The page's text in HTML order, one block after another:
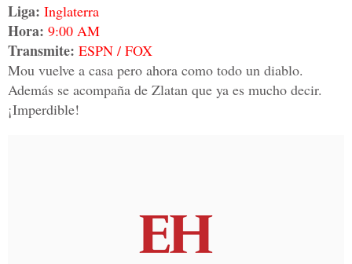
Liga: Inglaterra
Hora: 9:00 AM
Transmite: ESPN / FOX
Mou vuelve a casa pero ahora como todo un diablo.
Además se acompaña de Zlatan que ya es mucho decir.
¡Imperdible!